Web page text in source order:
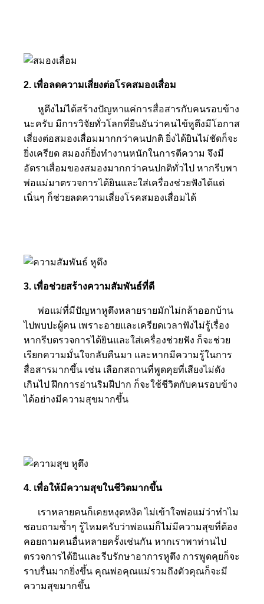
2. เพื่อลดความเสี่ยงต่อโรคสมองเสื่อม
หูตึงไม่ได้สร้างปัญหาแค่การสื่อสารกับคนรอบข้าง
นะครับ มีการวิจัยทั่วโลกที่ยืนยันว่าคนไข้หูตึงมีโอกาส
เสี่ยงต่อสมองเสื่อมมากกว่าคนปกติ ยิ่งได้ยินไม่ชัดก็จะ
ยิ่งเครียด สมองก็ยิ่งทำงานหนักในการตีความ จึงมี
อัตราเสื่อมของสมองมากกว่าคนปกติทั่วไป หากรีบพา
พ่อแม่มาตรวจการได้ยินและใส่เครื่องช่วยฟังได้แต่
เนิ่นๆ ก็ช่วยลดความเสี่ยงโรคสมองเสื่อมได้
3. เพื่อช่วยสร้างความสัมพันธ์ที่ดี
พ่อแม่ที่มีปัญหาหูตึงหลายรายมักไม่กล้าออกบ้าน
ไปพบปะผู้คน เพราะอายและเครียดเวลาฟังไม่รู้เรื่อง
หากรีบตรวจการได้ยินและใส่เครื่องช่วยฟัง ก็จะช่วย
เรียกความมั่นใจกลับคืนมา และหากมีความรู้ในการ
สื่อสารมากขึ้น เช่น เลือกสถานที่พูดคุยที่เสียงไม่ดัง
เกินไป ฝึกการอ่านริมฝีปาก ก็จะใช้ชีวิตกับคนรอบข้าง
ได้อย่างมีความสุขมากขึ้น
4. เพื่อให้มีความสุขในชีวิตมากขึ้น
เราหลายคนก็เคยหงุดหงิด ไม่เข้าใจพ่อแม่ว่าทำไม
ชอบถามซ้ำๆ รู้ไหมครับว่าพ่อแม่ก็ไม่มีความสุขที่ต้อง
คอยถามคนอื่นหลายครั้งเช่นกัน หากเราพาท่านไป
ตรวจการได้ยินและรีบรักษาอาการหูตึง การพูดคุยก็จะ
ราบรื่นมากยิ่งขึ้น คุณพ่อคุณแม่รวมถึงตัวคุณก็จะมี
ความสุขมากขึ้น